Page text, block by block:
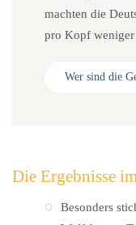
machten die
pro Kopf weniger
Wer sind die
Die Ergebnisse
Besonders